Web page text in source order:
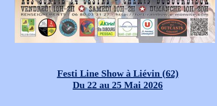
Festi Line Show à Liévin (62)
Du 22 au 25 Mai 2026